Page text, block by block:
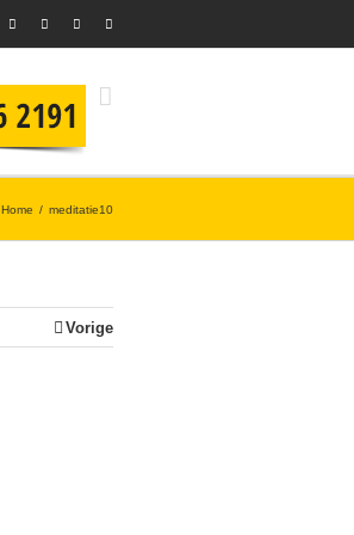
Home meditatie10
Vorige